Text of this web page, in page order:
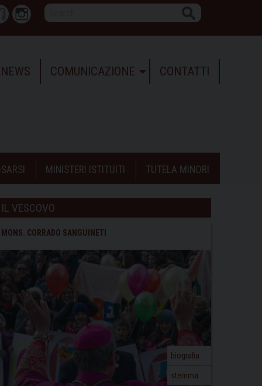
Instagram
NEWS COMUNICAZIONE CONTATTI
MINISTERI ISTITUITI TUTELA MINORI
IL VESCOVO
MONS. CORRADO SANGUINETI
biografia
stemma